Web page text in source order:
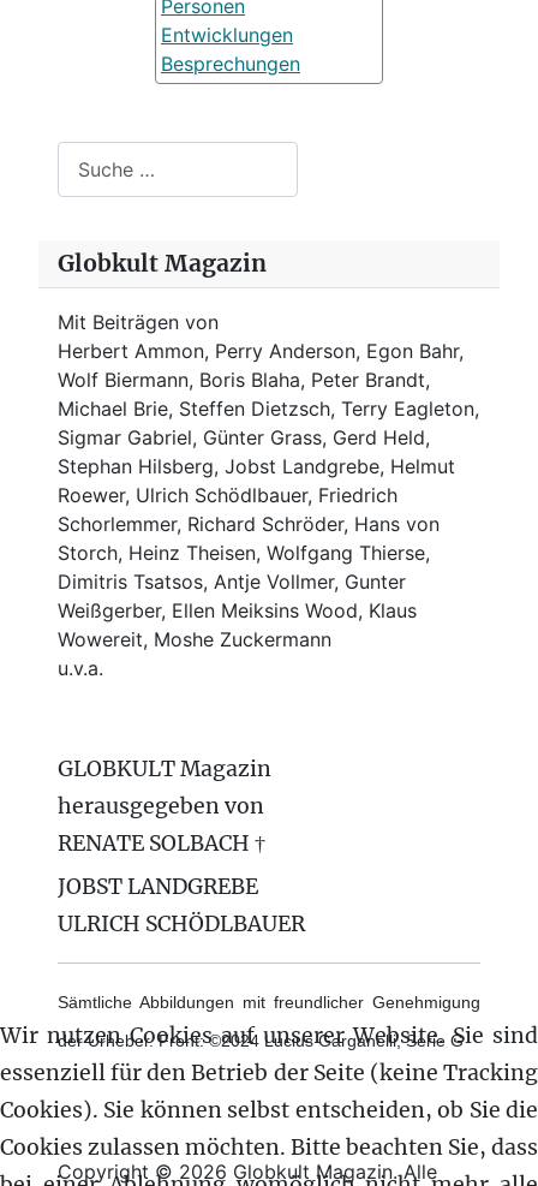
Personen
Entwicklungen
Besprechungen
Globkult Magazin
Mit Beiträgen von
Herbert Ammon, Perry Anderson, Egon Bahr,
Wolf Biermann, Boris Blaha, Peter Brandt,
Michael Brie, Steffen Dietzsch, Terry Eagleton,
Sigmar Gabriel, Günter Grass, Gerd Held,
Stephan Hilsberg, Jobst Landgrebe, Helmut
Roewer, Ulrich Schödlbauer, Friedrich
Schorlemmer, Richard Schröder, Hans von
Storch, Heinz Theisen, Wolfgang Thierse,
Dimitris Tsatsos, Antje Vollmer, Gunter
Weißgerber, Ellen Meiksins Wood, Klaus
Wowereit, Moshe Zuckermann
u.v.a.
GLOBKULT Magazin
herausgegeben von
RENATE SOLBACH †
JOBST LANDGREBE
ULRICH SCHÖDLBAUER
Sämtliche Abbildungen mit freundlicher Genehmigung
der Urheber. Front: ©2024 Lucius Garganelli, Serie G
Copyright © 2026 Globkult Magazin. Alle
Wir nutzen Cookies auf unserer Website. Sie sind
essenziell für den Betrieb der Seite (keine Tracking
Cookies). Sie können selbst entscheiden, ob Sie die
Cookies zulassen möchten. Bitte beachten Sie, dass